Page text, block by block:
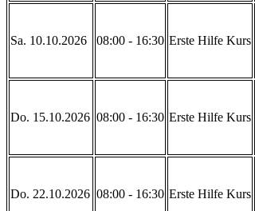
Sa. 10.10.2026 08:00 - 16:30 Erste Hilfe Kurs
Do. 15.10.2026 08:00 - 16:30 Erste Hilfe Kurs
Do. 22.10.2026 08:00 - 16:30 Erste Hilfe Kurs